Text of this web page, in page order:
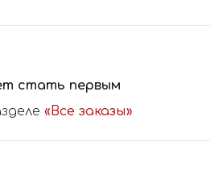
стать первым
«Все заказы»